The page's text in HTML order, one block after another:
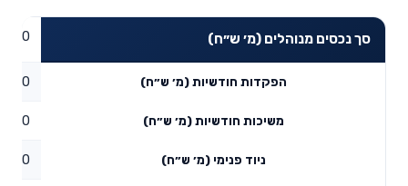
סך נכסים מנוהלים (מ׳ ש״ח) 0
הפקדות חודשיות (מ׳ ש״ח) 0
משיכות חודשיות (מ׳ ש״ח) 0
ניוד פנימי (מ׳ ש״ח) 0